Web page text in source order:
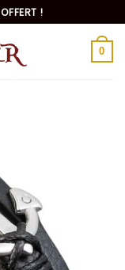
!
0